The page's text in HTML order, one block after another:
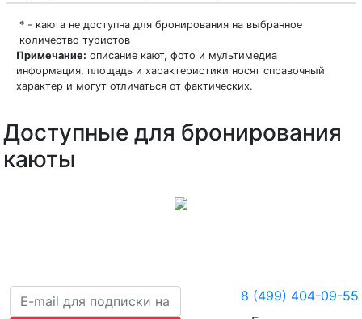
* - каюта не доступна для бронирования на выбранное
количество туристов
Примечание: описание кают, фото и мультимедиа
информация, площадь и характеристики носят справочный
характер и могут отличаться от фактических.
Доступные для бронирования
каюты
8 (499) 404-09-55